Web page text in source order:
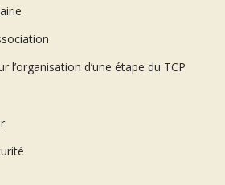
l’organisation d’une étape du TCP